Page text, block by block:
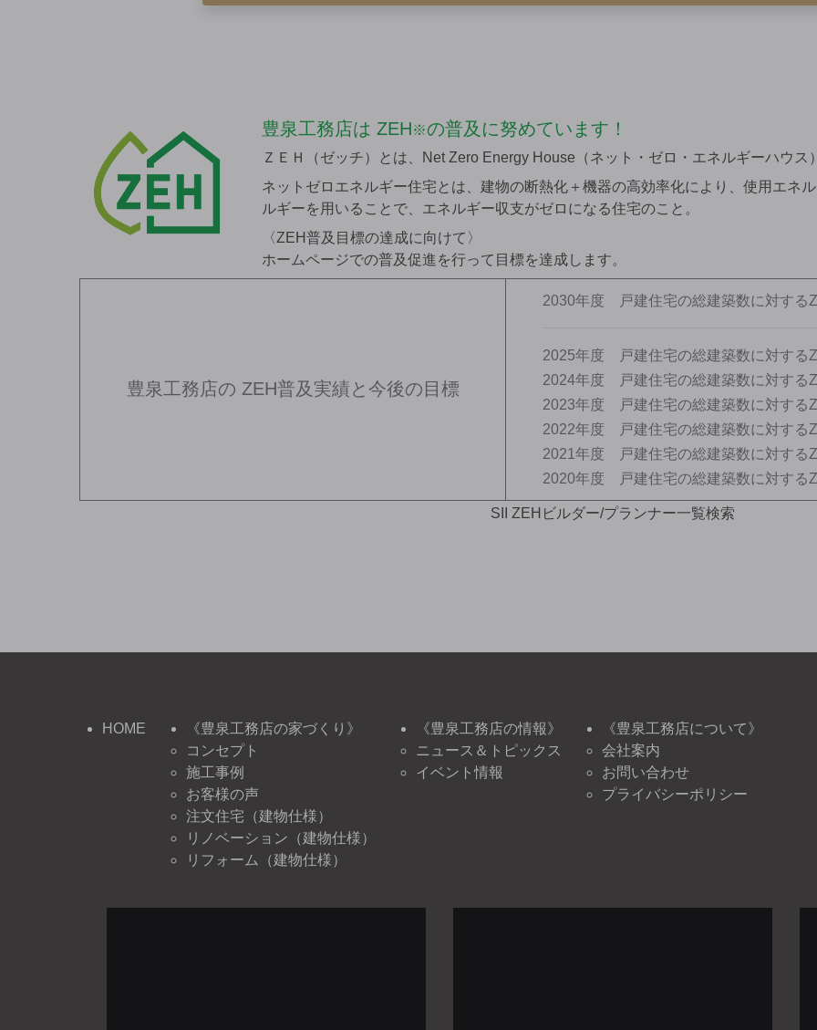
豊泉工務店は ZEH※の普及に努めています！
ＺＥＨ（ゼッチ）とは、Net Zero Energy House（ネット・ゼロ・エネルギーハウス
ネットゼロエネルギー住宅とは、建物の断熱化＋機器の高効率化により、使用エネ
ルギーを用いることで、エネルギー収支がゼロになる住宅のこと。
〈ZEH普及目標の達成に向けて〉
ホームページでの普及促進を行って目標を達成します。
豊泉工務店の ZEH普及実績と今後の目標
2030年度 戸建住宅の総建築数に対する
2025年度 戸建住宅の総建築数に対する
2024年度 戸建住宅の総建築数に対する
2023年度 戸建住宅の総建築数に対する
2022年度 戸建住宅の総建築数に対する
2021年度 戸建住宅の総建築数に対する
2020年度 戸建住宅の総建築数に対する
SII ZEHビルダー/プランナー一覧検索
HOME
《豊泉工務店の家づくり》
コンセプト
施工事例
お客様の声
注文住宅（建物仕様）
リノベーション（建物仕様）
リフォーム（建物仕様）
《豊泉工務店の情報》
ニュース＆トピックス
イベント情報
《豊泉工務店について》
会社案内
お問い合わせ
プライバシーポリシー